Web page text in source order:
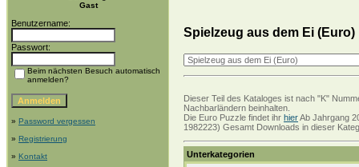
Gast
Benutzername:
Passwort:
Beim nächsten Besuch automatisch
anmelden?
» Password vergessen
» Registrierung
» Kontakt
Spielzeug aus dem Ei (Euro)
Dieser Teil des Kataloges ist nach "K"
Nachbarländern beinhalten.
Die Euro Puzzle findet ihr hierAb Jahrgang
1982223) Gesamt Downloads in dieser
Unterkategorien